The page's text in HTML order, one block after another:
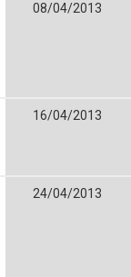
08/04/2013
16/04/2013
24/04/2013